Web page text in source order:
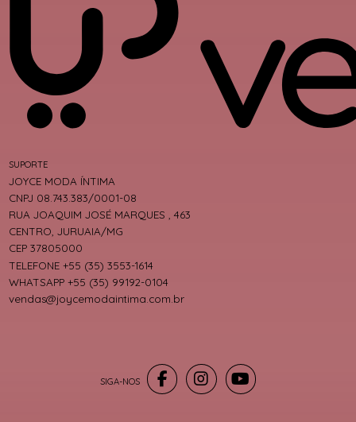
SUPORTE
JOYCE MODA ÍNTIMA
CNPJ 08.743.383/0001-08
RUA JOAQUIM JOSÉ MARQUES , 463
CENTRO, JURUAIA/MG
CEP 37805000
TELEFONE +55 (35) 3553-1614
WHATSAPP +55 (35) 99192-0104
vendas@joycemodaintima.com.br